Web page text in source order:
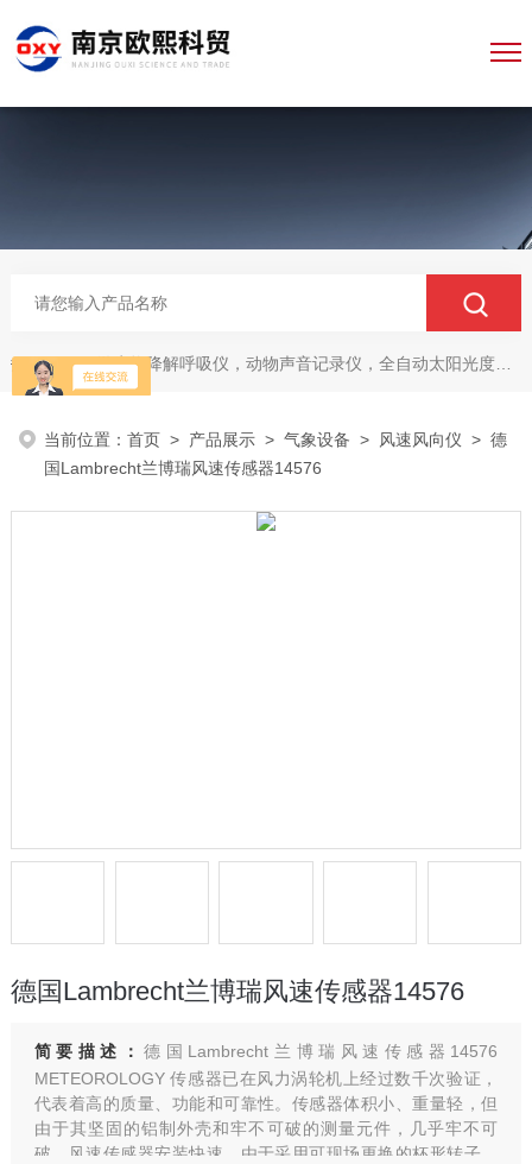
热门关键词：微生物降解呼吸仪，动物声音记录仪，全自动太阳光度计，牛奶分析仪，牛奶体细胞测定仪，质构仪，高胶强度测定仪
当前位置：首页 > 产品展示 >气象设备 > 风速风向仪 > 德
国Lambrecht兰博瑞风速传感器14576
德国Lambrecht兰博瑞风速传感器14576
简要描述：德国Lambrecht兰博瑞风速传感器14576
METEOROLOGY 传感器已在风力涡轮机上经过数千次验证，
代表着高的质量、功能和可靠性。传感器体积小、重量轻，但
由于其坚固的铝制外壳和牢不可破的测量元件，几乎牢不可
破。风速传感器安装快速，由于采用可现场更换的杯形转子，